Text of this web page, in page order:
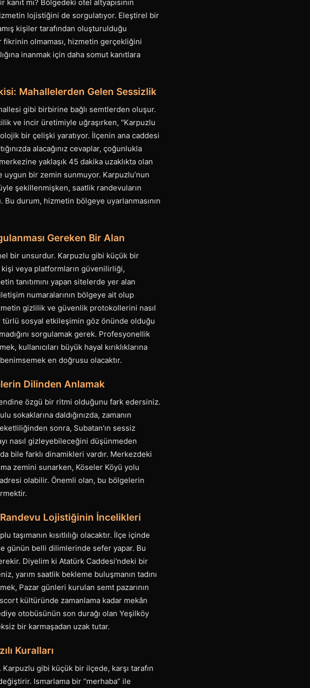
mı? Bölgedeki otel altyapısının
lojistiğini de sorgulatıyor. Eleştirel bir
kişiler tarafından oluşturulduğu
olmaması, hizmetin gerçekliğini
inanmak için daha somut kanıtlara
Mahallelerden Gelen Sessizlik
gibi birbirine bağlı semtlerden oluşur.
ve incir üretimiyle uğraşırken, "Karpuzlu
bir çelişki yaratıyor. İlçenin ana caddesi
alacağınız cevaplar, çoğunlukla
yaklaşık 45 dakika uzaklıkta olan
bir zemin sunmuyor. Karpuzlu’nun
şekillenmişken, saatlik randevuların
Bu durum, hizmetin bölgeye uyarlanmasının
Gereken Bir Alan
bir unsurdur. Karpuzlu gibi küçük bir
veya platformların güvenilirliği,
tanıtımını yapan sitelerde yer alan
numaralarının bölgeye ait olup
gizlilik ve güvenlik protokollerini nasıl
türlü sosyal etkileşimin göz önünde olduğu
sorgulamak gerek. Profesyonellik
kullanıcıları büyük hayal kırıklıklarına
en doğrusu olacaktır.
Dilinden Anlamak
özgü bir ritmi olduğunu fark edersiniz.
sokaklarına daldığınızda, zamanın
sonra, Subatan'ın sessiz
nasıl gizleyebileceğini düşünmeden
bile farklı dinamikleri vardır. Merkezdeki
zemini sunarken, Köseler Köyü yolu
olabilir. Önemli olan, bu bölgelerin
Lojistiğinin İncelikleri
taşımanın kısıtlılığı olacaktır. İlçe içinde
günün belli dilimlerinde sefer yapar. Bu
Diyelim ki Atatürk Caddesi'ndeki bir
yarım saatlik bekleme buluşmanın tadını
Pazar günleri kurulan semt pazarının
kültüründe zamanlama kadar mekân
otobüsünün son durağı olan Yeşilköy
bir karmaşadan uzak tutar.
Kuralları
gibi küçük bir ilçede, karşı tarafın
Ismarlama bir “merhaba” ile